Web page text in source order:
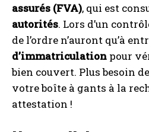
assurés (FVA), qui est
autorités. Lors d’un
de l’ordre n’auront qu’à
d’immatriculation pour
bien couvert. Plus besoin
votre boîte à gants à la
attestation !